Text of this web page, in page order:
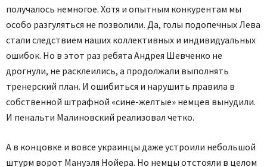
получалось немногое. Хотя и опытным конкурентам мы
особо разгуляться не позволили. Да, голы подопечных Лева
стали следствием наших коллективных и индивидуальных
ошибок. Но в этот раз ребята Андрея Шевченко не
дрогнули, не расклеились, а продолжали выполнять
тренерский план. И ошибиться и нарушить правила в
собственной штрафной «сине-желтые» немцев вынудили.
И пенальти Малиновский реализовал четко.
А в концовке и вовсе украинцы даже устроили небольшой
штурм ворот Мануэля Нойера. Но немцы отстояли в целом